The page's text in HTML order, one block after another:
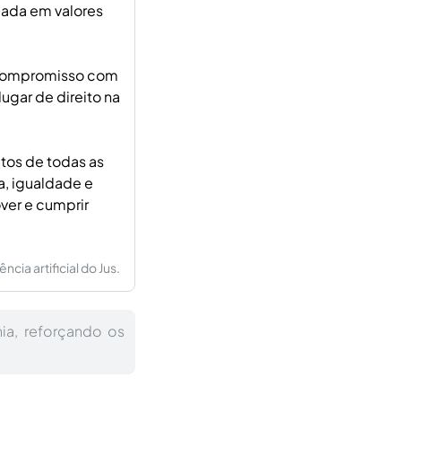
em valores
com
de direito na
de todas as
igualdade e
e cumprir
artificial do Jus.
reforçando os